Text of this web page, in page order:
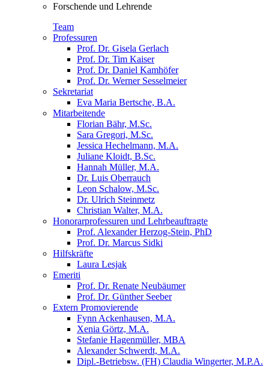
Forschende und Lehrende
Team
Professuren
Prof. Dr. Gisela Gerlach
Prof. Dr. Tim Kaiser
Prof. Dr. Daniel Kamhöfer
Prof. Dr. Werner Sesselmeier
Sekretariat
Eva Maria Bertsche, B.A.
Mitarbeitende
Florian Bähr, M.Sc.
Sara Gregori, M.Sc.
Jessica Hechelmann, M.A.
Juliane Kloidt, B.Sc.
Hannah Müller, M.A.
Dr. Luis Oberrauch
Leon Schalow, M.Sc.
Dr. Ulrich Steinmetz
Christian Walter, M.A.
Honorarprofessuren und Lehrbeauftragte
Prof. Alexander Herzog-Stein, PhD
Prof. Dr. Marcus Sidki
Hilfskräfte
Laura Lesjak
Emeriti
Prof. Dr. Renate Neubäumer
Prof. Dr. Günther Seeber
Extern Promovierende
Fynn Ackenhausen, M.A.
Xenia Görtz, M.A.
Stefanie Hagenmüller, MBA
Alexander Schwerdt, M.A.
Dipl.-Betriebsw. (FH) Claudia Wingerter, M.P.A.